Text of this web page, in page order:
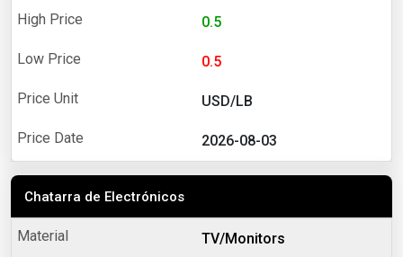
0.5
0.5
USD/LB
2026-08-03
Chatarra de Electrónicos
TV/Monitors